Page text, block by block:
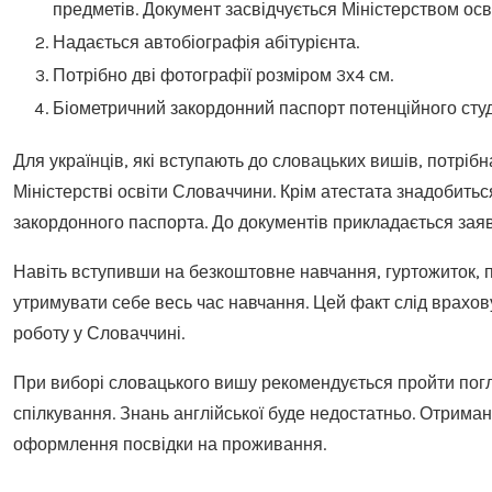
предметів. Документ засвідчується Міністерством
Надається автобіографія абітурієнта.
Потрібно дві фотографії розміром 3х4 см.
Біометричний закордонний паспорт потенційного
Для українців, які вступають до словацьких вишів,
Міністерстві освіти Словаччини. Крім атестата
закордонного паспорта. До документів прикладається
Навіть вступивши на безкоштовне навчання, гуртожиток,
утримувати себе весь час навчання. Цей факт слід
роботу у Словаччині.
При виборі словацького вишу рекомендується пройти
спілкування. Знань англійської буде недостатньо.
оформлення посвідки на проживання.